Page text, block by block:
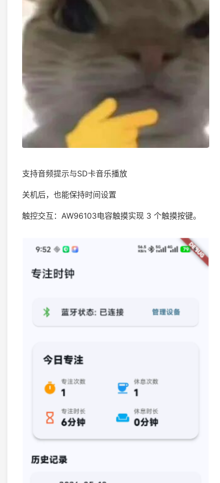
支持音频提示与SD卡音乐播放
关机后，也能保持时间设置
触控交互：AW96103电容触摸实现 3 个触摸按键。